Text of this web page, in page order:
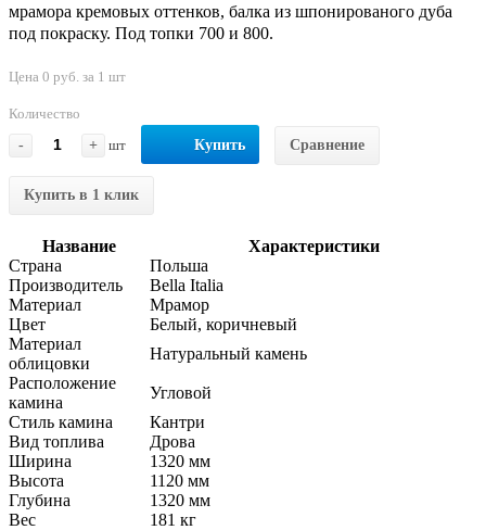
мрамора кремовых оттенков, балка из шпонированого дуба
под покраску. Под топки 700 и 800.
Цена 0 руб. за 1 шт
Количество
-
+ шт Купить Сравнение
Купить в 1 клик
Название
Характеристики
Страна
Польша
Производитель
Bella Italia
Материал
Мрамор
Цвет
Белый, коричневый
Материал
облицовки
Натуральный камень
Расположение
камина
Угловой
Стиль камина
Кантри
Вид топлива
Дрова
Ширина
1320 мм
Высота
1120 мм
Глубина
1320 мм
Вес
181 кг